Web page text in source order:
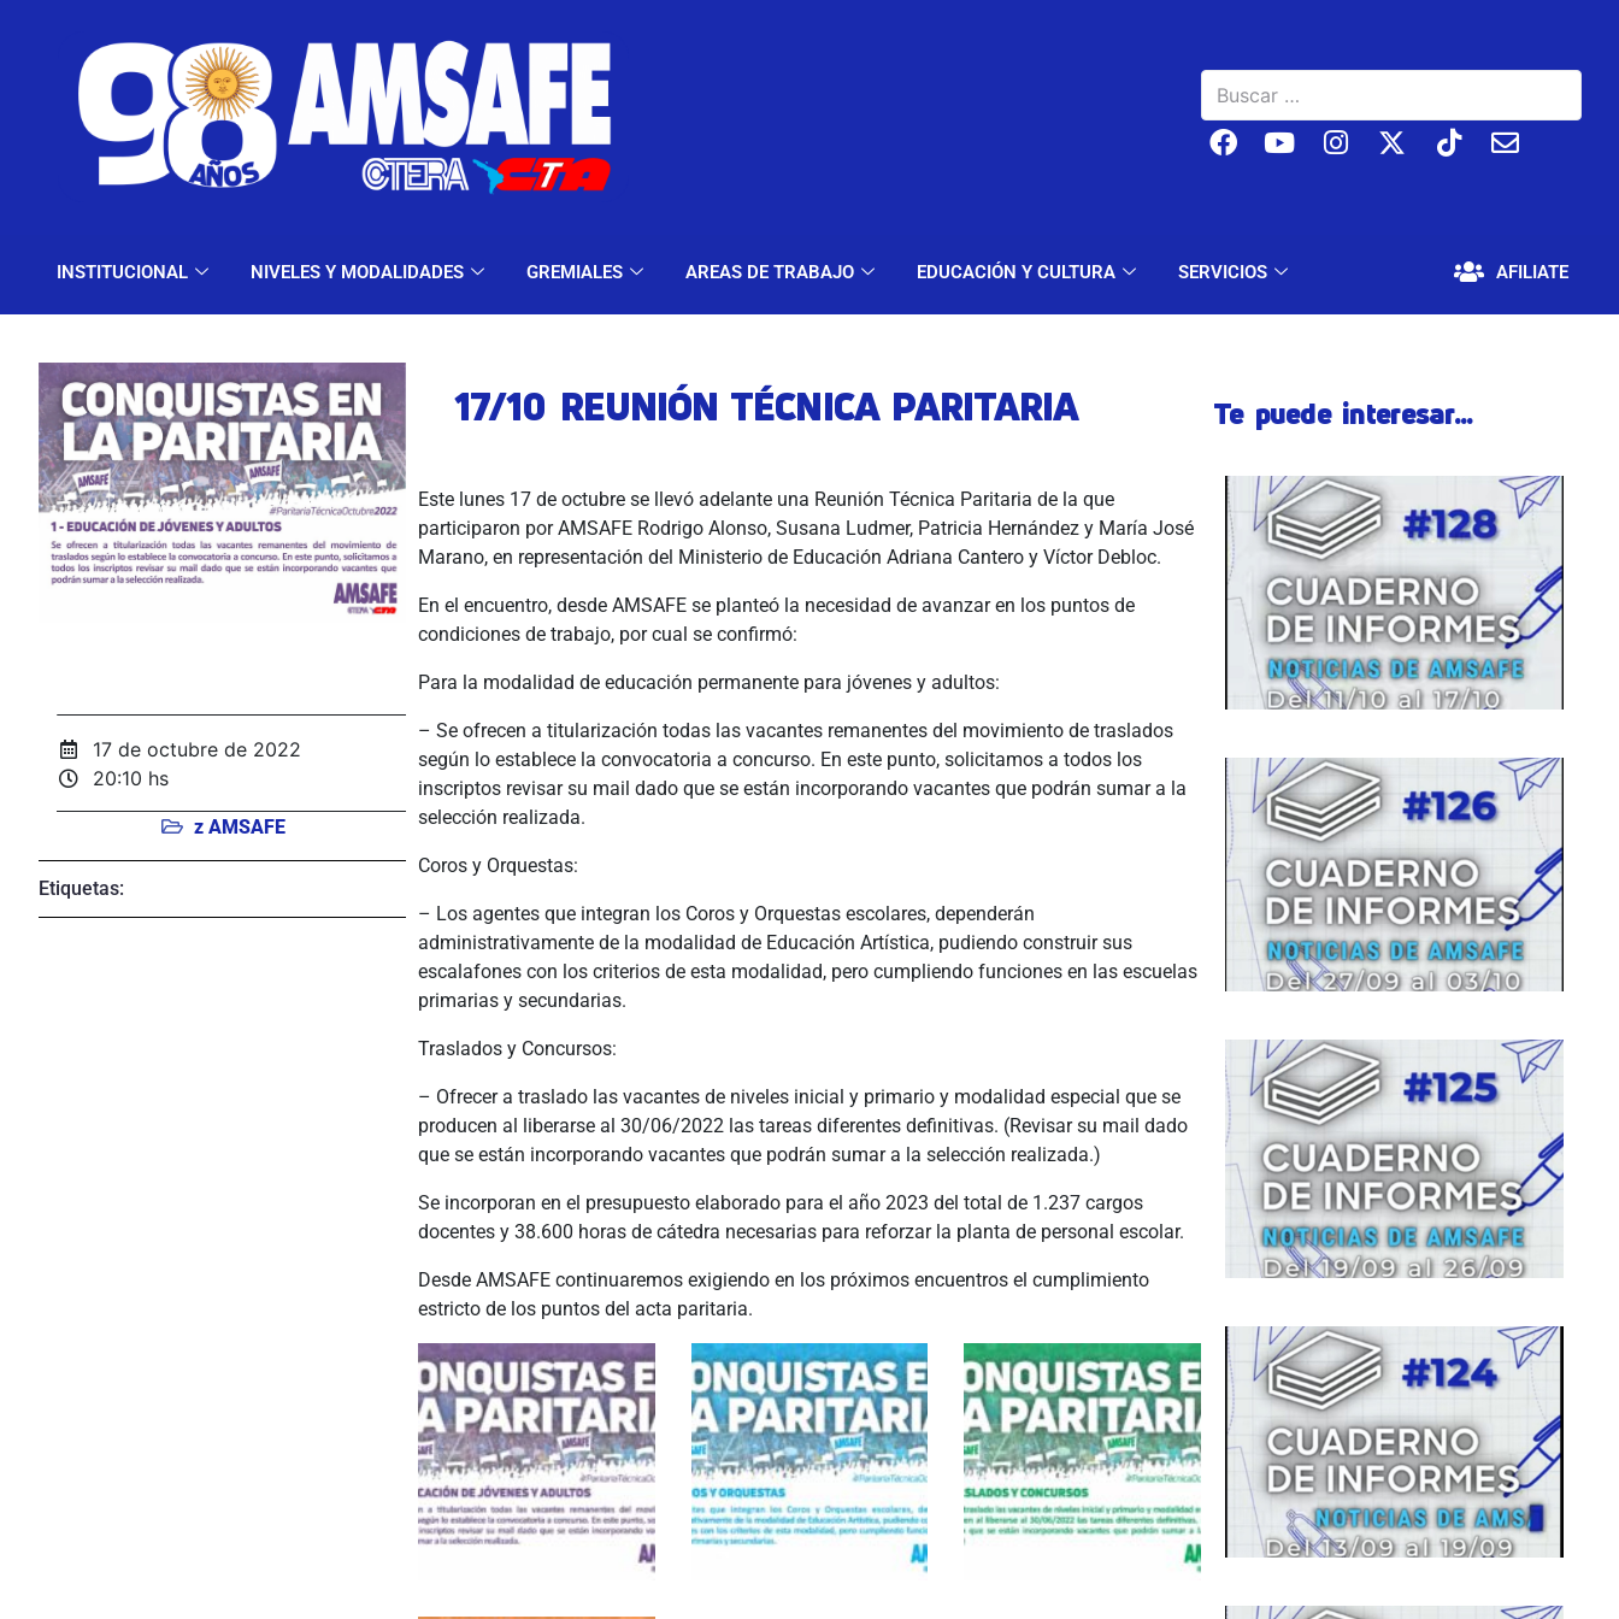
INSTITUCIONAL NIVELES Y MODALIDADES GREMIALES AREAS DE TRABAJO EDUCACIÓN Y CULTURA SERVICIOS AFILIATE
INSTITUCIONAL NIVELES Y MODALIDADES GREMIALES AREAS DE TRABAJO EDUCACIÓN Y CULTURA SERVICIOS
17 de octubre de 2022
20:10 hs
z AMSAFE
Etiquetas:
17/10 REUNIÓN TÉCNICA PARITARIA
Este lunes 17 de octubre se llevó adelante una Reunión Técnica Paritaria de la que
participaron por AMSAFE Rodrigo Alonso, Susana Ludmer, Patricia Hernández y María José
Marano, en representación del Ministerio de Educación Adriana Cantero y Víctor Debloc.
En el encuentro, desde AMSAFE se planteó la necesidad de avanzar en los puntos de
condiciones de trabajo, por cual se confirmó:
Para la modalidad de educación permanente para jóvenes y adultos:
– Se ofrecen a titularización todas las vacantes remanentes del movimiento de traslados
según lo establece la convocatoria a concurso. En este punto, solicitamos a todos los
inscriptos revisar su mail dado que se están incorporando vacantes que podrán sumar a la
selección realizada.
Coros y Orquestas:
– Los agentes que integran los Coros y Orquestas escolares, dependerán
administrativamente de la modalidad de Educación Artística, pudiendo construir sus
escalafones con los criterios de esta modalidad, pero cumpliendo funciones en las escuelas
primarias y secundarias.
Traslados y Concursos:
– Ofrecer a traslado las vacantes de niveles inicial y primario y modalidad especial que se
producen al liberarse al 30/06/2022 las tareas diferentes definitivas. (Revisar su mail dado
que se están incorporando vacantes que podrán sumar a la selección realizada.)
Se incorporan en el presupuesto elaborado para el año 2023 del total de 1.237 cargos
docentes y 38.600 horas de cátedra necesarias para reforzar la planta de personal escolar.
Desde AMSAFE continuaremos exigiendo en los próximos encuentros el cumplimiento
estricto de los puntos del acta paritaria.
Te puede interesar...